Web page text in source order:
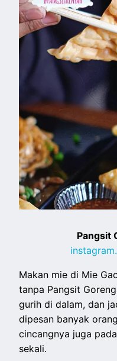
Pangsit
Makan mie di Mie
tanpa Pangsit
gurih di dalam, dan
dipesan banyak
cincangnya juga
sekali.